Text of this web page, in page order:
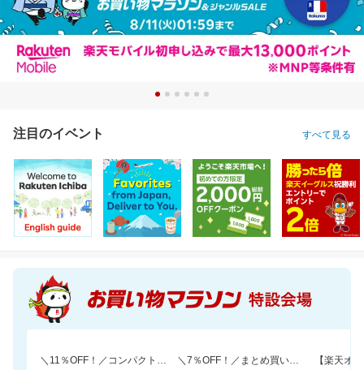
注目のイベント すべて見る
＼11％OFF！／コンパクトな2倍巻き！キッチンペーパー 12ロール ＼7％OFF！／まとめ買いに！ネピア トイレットペーパー 72ロール